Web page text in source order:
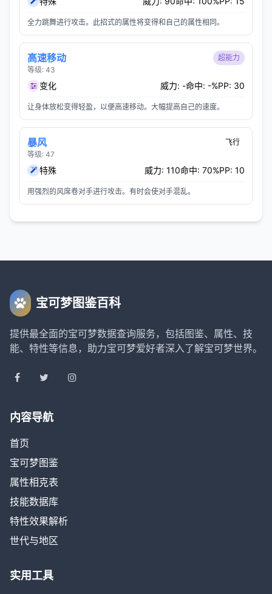
全力跳舞进行攻击。此招式的属性将变得和自己的属性相同。
高速移动
等级: 43
超能力
变化 威力: -命中: -%PP: 30
让身体放松变得轻盈，以便高速移动。大幅提高自己的速度。
暴风
等级: 47
飞行
特殊 威力: 110命中: 70%PP: 10
用强烈的风席卷对手进行攻击。有时会使对手混乱。
宝可梦图鉴百科
提供最全面的宝可梦数据查询服务，包括图鉴、属性、技
能、特性等信息，助力宝可梦爱好者深入了解宝可梦世界。
内容导航
首页
宝可梦图鉴
属性相克表
技能数据库
特性效果解析
世代与地区
实用工具